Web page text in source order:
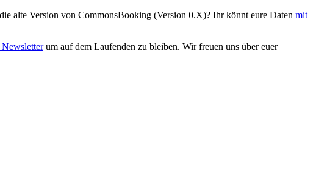
alte Version von CommonsBooking (Version 0.X)? Ihr könnt eure Daten mit
um auf dem Laufenden zu bleiben. Wir freuen uns über euer